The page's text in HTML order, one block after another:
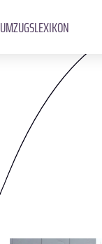
UMZUGSLEXIKON